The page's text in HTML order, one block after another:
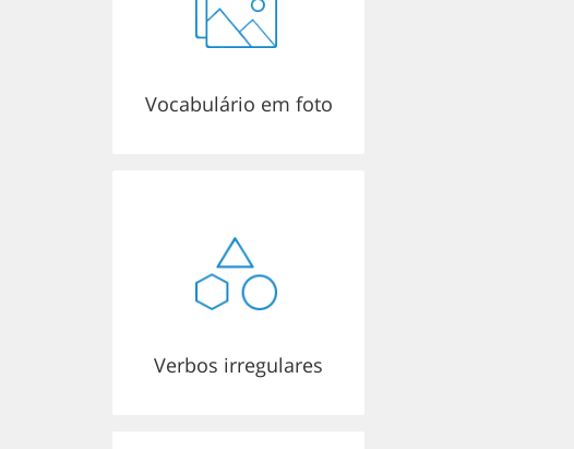
Vocabulário em foto
Verbos irregulares